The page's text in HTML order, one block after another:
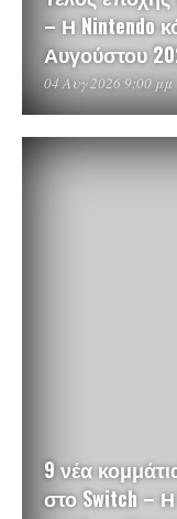
– Η Nintendo
Αυγούστου
04 Αυγ 2026 9:00 μμ
9 νέα
στο Switch – Η